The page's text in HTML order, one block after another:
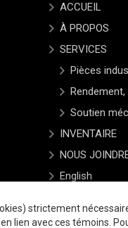
ACCUEIL
À PROPOS
SERVICES
Pièces
Soutien
INVENTAIRE
NOUS
English